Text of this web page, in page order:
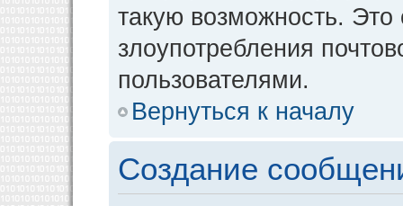
такую возможность. Это
злоупотребления
пользователями.
Вернуться к началу
Создание